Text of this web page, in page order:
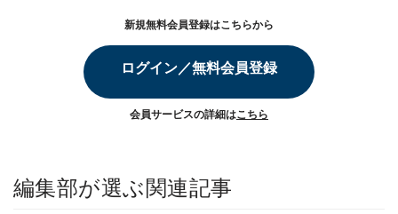
新規無料会員登録はこちらから
ログイン／無料会員登録
会員サービスの詳細はこちら
編集部が選ぶ関連記事